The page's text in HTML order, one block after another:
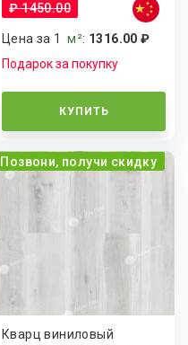
₽ 1450.00
Цена за 1м²: 1316.00 ₽
Подарок за покупку
КУПИТЬ
Позвони, получи скидку
Кварц виниловый